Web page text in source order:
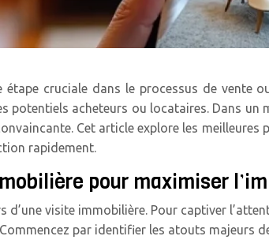
cruciale dans le processus de vente
potentiels acheteurs ou locataires. Dans
Cet article explore les
rapidement.
pour maximiser
d’une visite immobilière. Pour captiver
par identifier les atouts majeurs